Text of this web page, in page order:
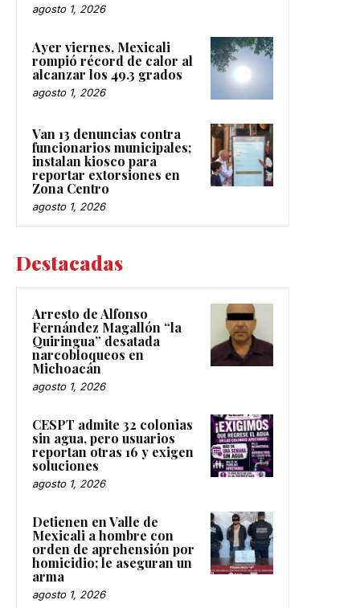
agosto 1, 2026
Ayer viernes, Mexicali
rompió récord de calor al
alcanzar los 49.3 grados
agosto 1, 2026
Van 13 denuncias contra
funcionarios municipales;
instalan kiosco para
reportar extorsiones en
Zona Centro
agosto 1, 2026
Destacadas
Arresto de Alfonso
Fernández Magallón “la
Quiringua” desatada
narcobloqueos en
Michoacán
agosto 1, 2026
CESPT admite 32 colonias
sin agua, pero usuarios
reportan otras 16 y exigen
soluciones
agosto 1, 2026
Detienen en Valle de
Mexicali a hombre con
orden de aprehensión por
homicidio; le aseguran un
arma
agosto 1, 2026